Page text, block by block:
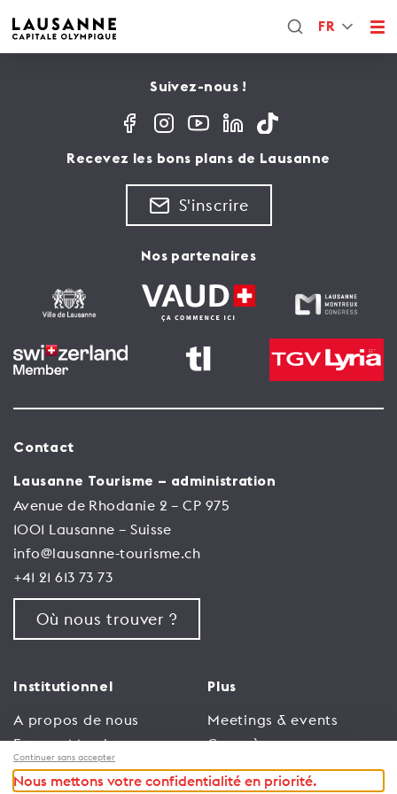
FR
Suivez-nous !
Recevez les bons plans de Lausanne
S'inscrire
Nos partenaires
Contact
Lausanne Tourisme – administration
Avenue de Rhodanie 2 – CP 975
1001 Lausanne – Suisse
info@lausanne-tourisme.ch
+41 21 613 73 73
Où nous trouver ?
Institutionnel
A propos de nous
Espace Membres
Emploi
Plus
Meetings & events
Congrès
Trade
Continuer sans accepter
Nous mettons votre confidentialité en priorité.